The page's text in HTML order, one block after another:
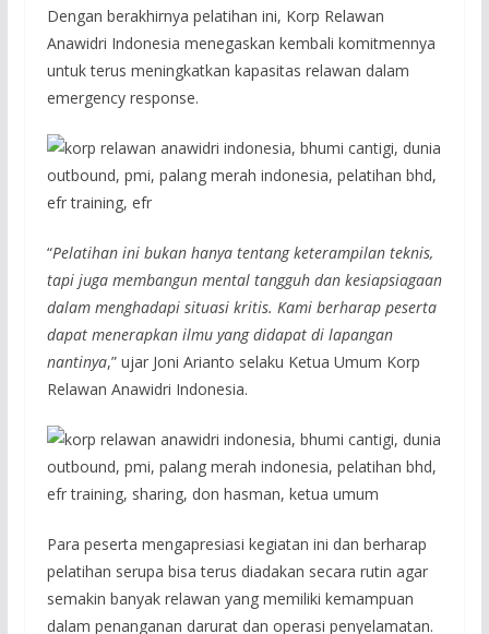
Dengan berakhirnya pelatihan ini, Korp Relawan
Anawidri Indonesia menegaskan kembali komitmennya
untuk terus meningkatkan kapasitas relawan dalam
emergency response.
“Pelatihan ini bukan hanya tentang keterampilan teknis,
tapi juga membangun mental tangguh dan kesiapsiagaan
dalam menghadapi situasi kritis. Kami berharap peserta
dapat menerapkan ilmu yang didapat di lapangan
nantinya,” ujar Joni Arianto selaku Ketua Umum Korp
Relawan Anawidri Indonesia.
Para peserta mengapresiasi kegiatan ini dan berharap
pelatihan serupa bisa terus diadakan secara rutin agar
semakin banyak relawan yang memiliki kemampuan
dalam penanganan darurat dan operasi penyelamatan.